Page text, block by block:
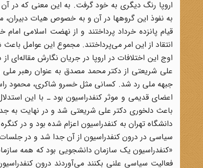
اروپا رنگ دیگری به خود گرفت. به این معنی که در
به نفوذ این گروهها در آن و به خصوص هیات دبیران،
قیام پانزده خرداد پرداختند و از نهضت اسلامی
انتقاد از این امر می‌پرداختند. مجموع این عوامل
اوج این اختلافات در اروپا در جریان نگارش مقاله‌ای
علی شریعتی از دکتر محمد مصدق به عنوان رهبر ملی
جبهه ملی رد شد. کسانی مثل خسرو شاکری، محمود
اعضای قدیمی و موثر کنفدراسیون بود ـ با این
دانشگاه تهران به کنفدراسیون اعزام شده بود و در
سیاسی در درون کنفدراسیون از آن جدا شد و در
«کنفدراسیون یک سازمان دانشجویی بود که همه
فعالیت سیاسی علنی بکنند می‌آوردند درون